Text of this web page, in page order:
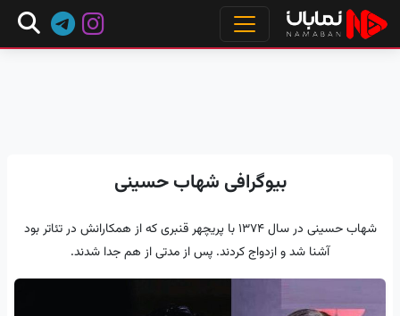
بیوگرافی شهاب حسینی
شهاب حسینی در سال 1374 با پریچهر قنبری که از همکارانش در تئاتر بود
آشنا شد و ازدواج کردند. پس از مدتی از هم جدا شدند.